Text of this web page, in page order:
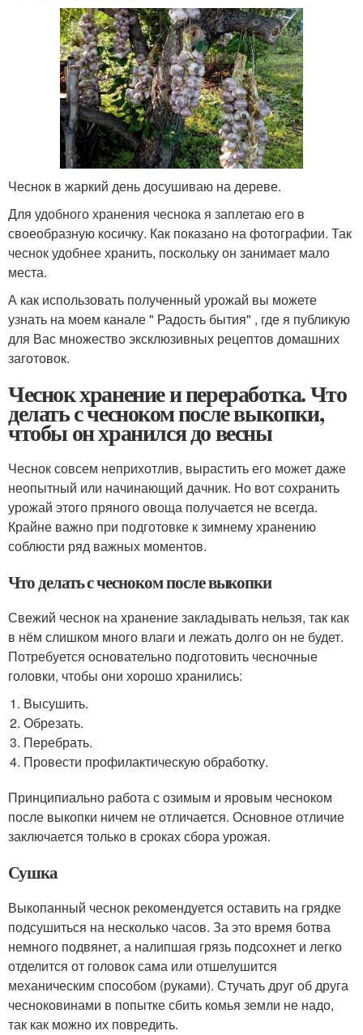
Чеснок в жаркий день досушиваю на дереве.
Для удобного хранения чеснока я заплетаю его в
своеобразную косичку. Как показано на фотографии. Так
чеснок удобнее хранить, поскольку он занимает мало
места.
А как использовать полученный урожай вы можете
узнать на моем канале " Радость бытия" , где я публикую
для Вас множество эксклюзивных рецептов домашних
заготовок.
Чеснок хранение и переработка. Что
делать с чесноком после выкопки,
чтобы он хранился до весны
Чеснок совсем неприхотлив, вырастить его может даже
неопытный или начинающий дачник. Но вот сохранить
урожай этого пряного овоща получается не всегда.
Крайне важно при подготовке к зимнему хранению
соблюсти ряд важных моментов.
Что делать с чесноком после выкопки
Свежий чеснок на хранение закладывать нельзя, так как
в нём слишком много влаги и лежать долго он не будет.
Потребуется основательно подготовить чесночные
головки, чтобы они хорошо хранились:
Высушить.
Обрезать.
Перебрать.
Провести профилактическую обработку.
Принципиально работа с озимым и яровым чесноком
после выкопки ничем не отличается. Основное отличие
заключается только в сроках сбора урожая.
Сушка
Выкопанный чеснок рекомендуется оставить на грядке
подсушиться на несколько часов. За это время ботва
немного подвянет, а налипшая грязь подсохнет и легко
отделится от головок сама или отшелушится
механическим способом (руками). Стучать друг об друга
чесноковинами в попытке сбить комья земли не надо,
так как можно их повредить.